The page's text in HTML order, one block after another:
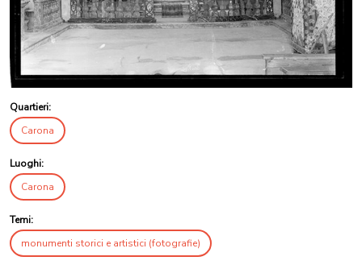
Quartieri:
Carona
Luoghi:
Carona
Temi:
monumenti storici e artistici (fotografie)